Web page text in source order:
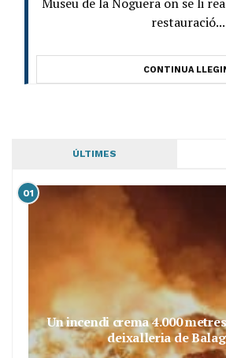
CONTINUA
ÚLTIMES
01
Un incendi crema 4.000
deixalleria de